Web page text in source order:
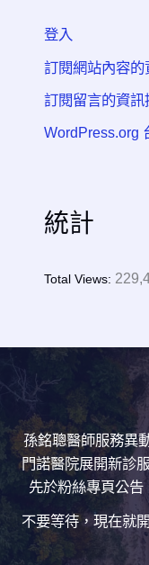
登入
訂閱網站內容的
訂閱留言的資訊
WordPress.org
統計
Total Views:
孫銘聰醫師服務異
門諾醫院展開新診
先於粉絲專頁公告
不要等待，現在就